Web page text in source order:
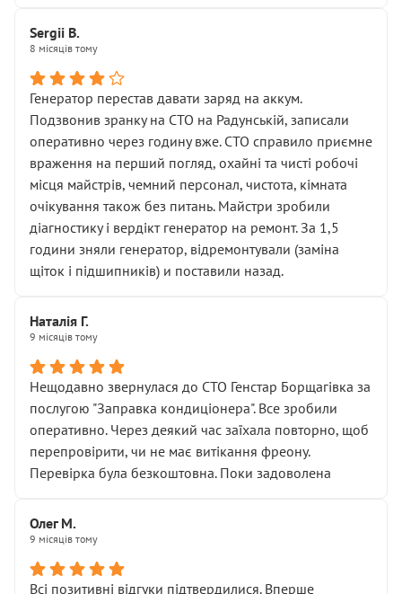
Sergii B.
8 місяців тому
Генератор перестав давати заряд на аккум.
Подзвонив зранку на СТО на Радунській, записали
оперативно через годину вже. СТО справило приємне
враження на перший погляд, охайні та чисті робочі
місця майстрів, чемний персонал, чистота, кімната
очікування також без питань. Майстри зробили
діагностику і вердікт генератор на ремонт. За 1,5
години зняли генератор, відремонтували (заміна
щіток і підшипників) и поставили назад.
Наталія Г.
9 місяців тому
Нещодавно звернулася до СТО Генстар Борщагівка за
послугою "Заправка кондиціонера". Все зробили
оперативно. Через деякий час заїхала повторно, щоб
перепровірити, чи не має витікання фреону.
Перевірка була безкоштовна. Поки задоволена
Олег М.
9 місяців тому
Всі позитивні відгуки підтвердилися. Вперше